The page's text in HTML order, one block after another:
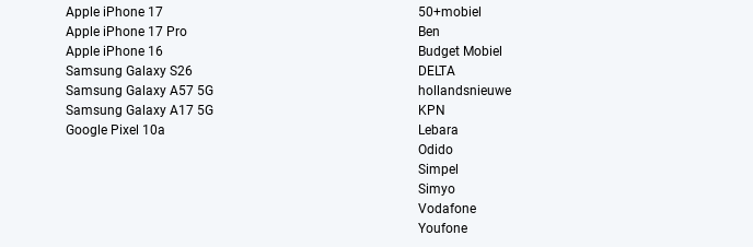
Apple iPhone 17
Apple iPhone 17 Pro
Apple iPhone 16
Samsung Galaxy S26
Samsung Galaxy A57 5G
Samsung Galaxy A17 5G
Google Pixel 10a
50+mobiel
Ben
Budget Mobiel
DELTA
hollandsnieuwe
KPN
Lebara
Odido
Simpel
Simyo
Vodafone
Youfone